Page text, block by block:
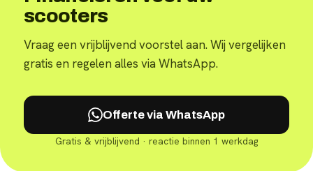
scooters
Vraag een vrijblijvend voorstel aan. Wij vergelijken
gratis en regelen alles via WhatsApp.
Offerte via WhatsApp
Gratis & vrijblijvend · reactie binnen 1 werkdag